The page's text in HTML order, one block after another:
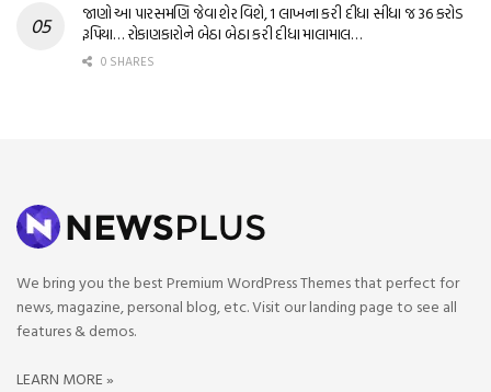
જાણો આ પારસમણિ જેવા શેર વિશે, 1 લાખના કરી દીધા સીધા જ 36 કરોડ
રૂપિયા… રોકાણકારોને બેઠા બેઠા કરી દીધા માલામાલ…
0 SHARES
We bring you the best Premium WordPress Themes that perfect for
news, magazine, personal blog, etc. Visit our landing page to see all
features & demos.
LEARN MORE »